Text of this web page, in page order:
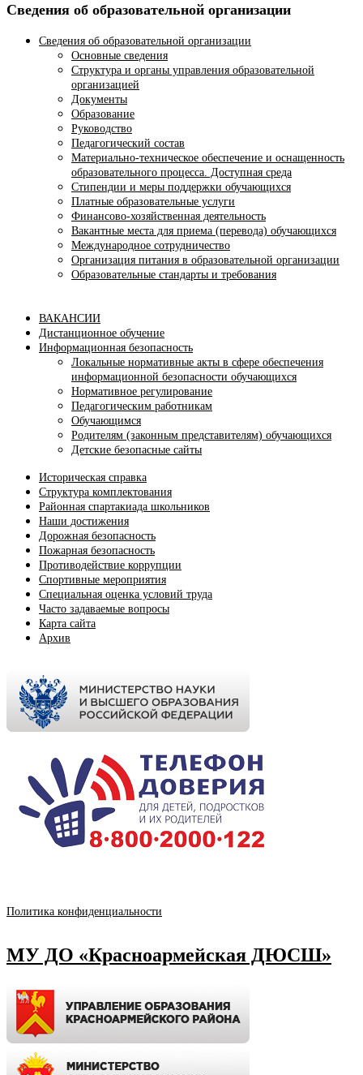
Сведения об образовательной организации
Сведения об образовательной организации
Основные сведения
Структура и органы управления образовательной
организацией
Документы
Образование
Руководство
Педагогический состав
Материально-техническое обеспечение и оснащенность
образовательного процесса. Доступная среда
Стипендии и меры поддержки обучающихся
Платные образовательные услуги
Финансово-хозяйственная деятельность
Вакантные места для приема (перевода) обучающихся
Международное сотрудничество
Организация питания в образовательной организации
Образовательные стандарты и требования
ВАКАНСИИ
Дистанционное обучение
Информационная безопасность
Локальные нормативные акты в сфере обеспечения
информационной безопасности обучающихся
Нормативное регулирование
Педагогическим работникам
Обучающимся
Родителям (законным представителям) обучающихся
Детские безопасные сайты
Историческая справка
Структура комплектования
Районная спартакиада школьников
Наши достижения
Дорожная безопасность
Пожарная безопасность
Противодействие коррупции
Спортивные мероприятия
Cпециальная оценка условий труда
Часто задаваемые вопросы
Карта сайта
Архив
Политика конфиденциальности
МУ ДО «Красноармейская ДЮСШ»